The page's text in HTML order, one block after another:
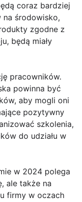
coraz bardziej
na środowisko,
zgodne z
będą miały
pracowników.
powinna być
aby mogli oni
pozytywny
szkolenia,
do udziału w
w 2024 polega
ale także na
firmy w oczach